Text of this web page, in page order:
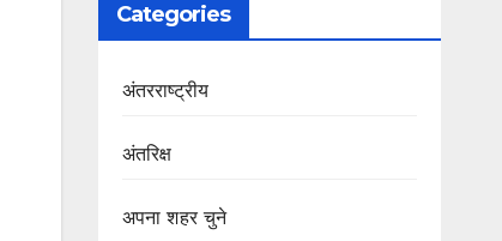
Categories
अंतरराष्ट्रीय
अंतरिक्ष
अपना शहर चुने